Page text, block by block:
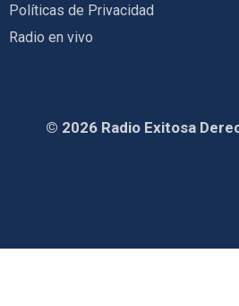
Políticas de Privacidad
Radio en vivo
© 2026 Radio Exitosa